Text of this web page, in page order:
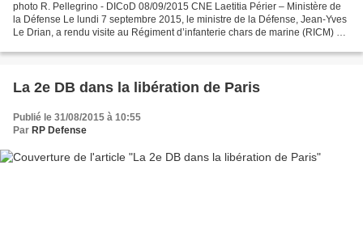
photo R. Pellegrino - DICoD 08/09/2015 CNE Laetitia Périer – Ministère de
la Défense Le lundi 7 septembre 2015, le ministre de la Défense, Jean-Yves
Le Drian, a rendu visite au Régiment d’infanterie chars de marine (RICM) à
La 2e DB dans la libération de Paris
Publié le 31/08/2015 à 10:55
Par RP Defense